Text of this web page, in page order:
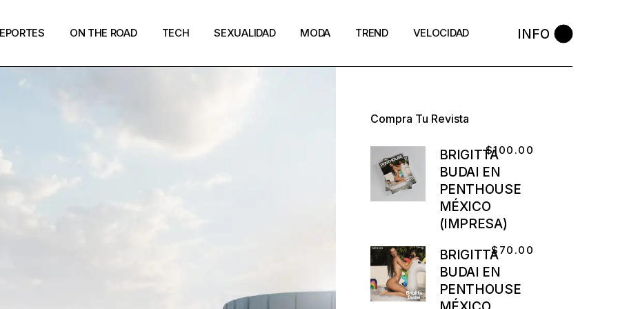
ON THE ROAD TECH SEXUALIDAD MODA TREND VELOCIDAD INFO
Compra Tu Revista
BRIGITTA
BUDAI EN
PENTHOUSE
MÉXICO
(IMPRESA)
$100.00
BRIGITTA
BUDAI EN
PENTHOUSE
$ 70.00